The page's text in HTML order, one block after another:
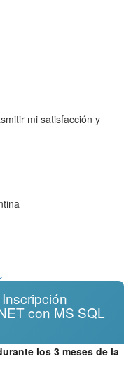
mi satisfacción y
con MS SQL
los 3 meses de la